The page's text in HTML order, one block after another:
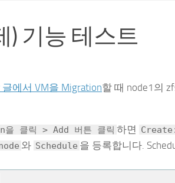
) 기능 테스트
글에서 VM을 Migration할 때 node1의
을 클릭 > Add 버튼 클릭 하면
와 Schedule 을 등록합니다.